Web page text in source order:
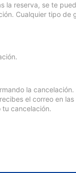
la reserva, se te
Cualquier tipo de
la
el correo en las
cancelación.